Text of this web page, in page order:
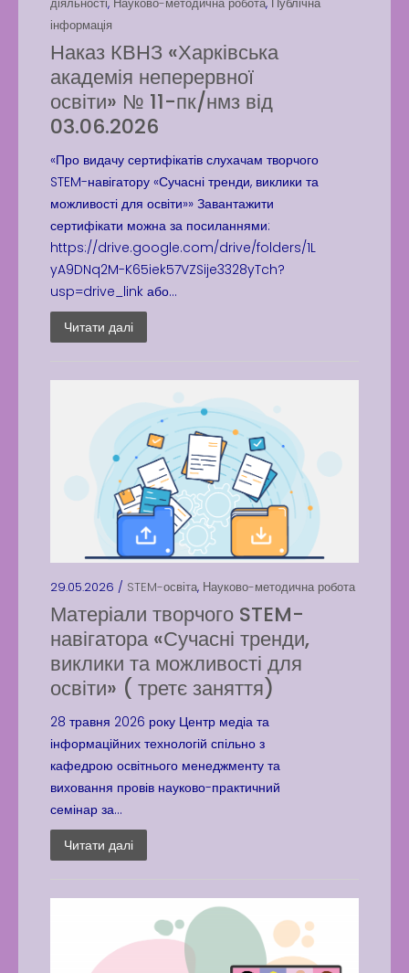
інформація
Наказ КВНЗ «Харківська
академія неперервної
освіти» № 11-пк/нмз від
03.06.2026
«Про видачу сертифікатів слухачам творчого
STEM-навігатору «Сучасні тренди, виклики та
можливості для освіти»» Завантажити
сертифікати можна за посиланнями:
https://drive.google.com/drive/folders/1L
yA9DNq2M-K65iek57VZSije3328yTch?
usp=drive_link або...
Читати далі
29.05.2026 / STEM-освіта, Науково-методична робота
Матеріали творчого STEM-
навігатора «Сучасні тренди,
виклики та можливості для
освіти» ( третє заняття)
28 травня 2026 року Центр медіа та
інформаційних технологій спільно з
кафедрою освітнього менеджменту та
виховання провів науково-практичний
семінар за...
Читати далі